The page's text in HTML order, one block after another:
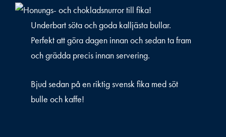
Underbart söta och goda kalljästa bullar.
Perfekt att göra dagen innan och sedan ta fram
och grädda precis innan servering.
Bjud sedan på en riktig svensk fika med söt
bulle och kaffe!